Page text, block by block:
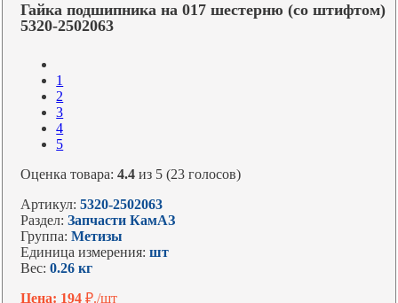
Гайка подшипника на 017 шестерню (со штифтом)
5320-2502063
1
2
3
4
5
Оценка товара:4.4 из 5 (23 голосов)
Артикул:5320-2502063
Раздел:Запчасти КамАЗ
Группа:Метизы
Единица измерения:шт
Вес:0.26 кг
Цена: 194₽./шт